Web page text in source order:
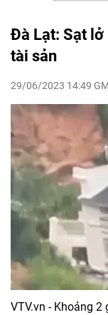
Đà Lạt: Sạt lở
tài sản
29/06/2023 14:49
VTV.vn - Khoảng